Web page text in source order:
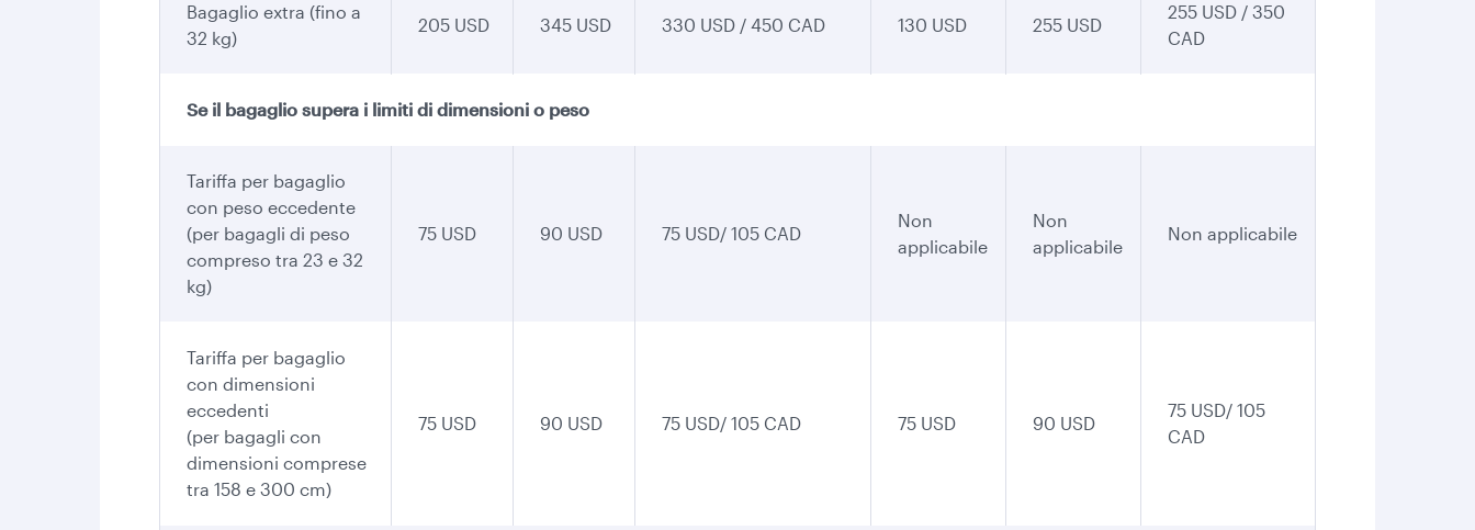
Bagaglio extra (fino a
32 kg)
205 USD 345 USD 330 USD / 450 CAD 130 USD 255 USD
255 USD / 350
CAD
Se il bagaglio supera i limiti di dimensioni o peso
Tariffa per bagaglio
con peso eccedente
(per bagagli di peso
compreso tra 23 e 32
kg)
75 USD 90 USD 75 USD/ 105 CAD
Non
applicabile
Non
applicabile
Non applicabile
Tariffa per bagaglio
con dimensioni
eccedenti
(per bagagli con
dimensioni comprese
tra 158 e 300 cm)
75 USD 90 USD 75 USD/ 105 CAD 75 USD 90 USD
75 USD/ 105
CAD